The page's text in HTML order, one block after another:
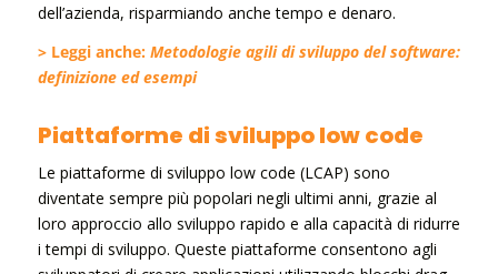
dell’azienda, risparmiando anche tempo e denaro.
> Leggi anche:Metodologie agili di sviluppo del software:
definizione ed esempi
Piattaforme di sviluppo low code
Le piattaforme di sviluppo low code (LCAP) sono
diventate sempre più popolari negli ultimi anni, grazie al
loro approccio allo sviluppo rapido e alla capacità di ridurre
i tempi di sviluppo. Queste piattaforme consentono agli